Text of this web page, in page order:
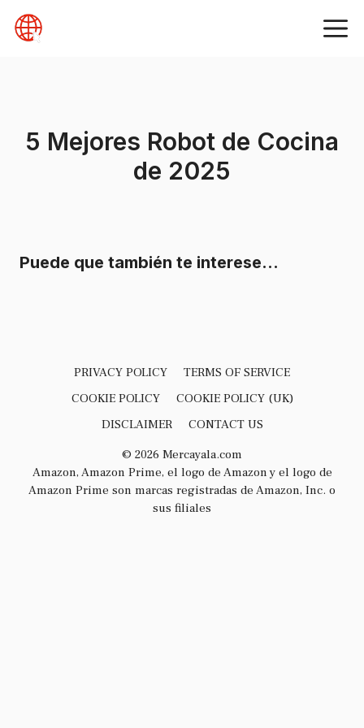
Skip
5 Mejores Robot de Cocina
de 2025
Puede que también te interese…
PRIVACY POLICY
TERMS OF SERVICE
COOKIE POLICY
COOKIE POLICY (UK)
DISCLAIMER
CONTACT US
© 2026 Mercayala.com
Amazon, Amazon Prime, el logo de Amazon y el logo de
Amazon Prime son marcas registradas de Amazon, Inc. o
sus filiales